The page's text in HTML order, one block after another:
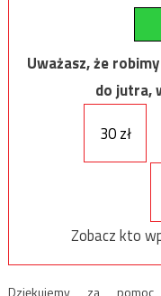
Uważasz, że
do jutra,
30 zł
Zobacz kto
Dziękujemy za